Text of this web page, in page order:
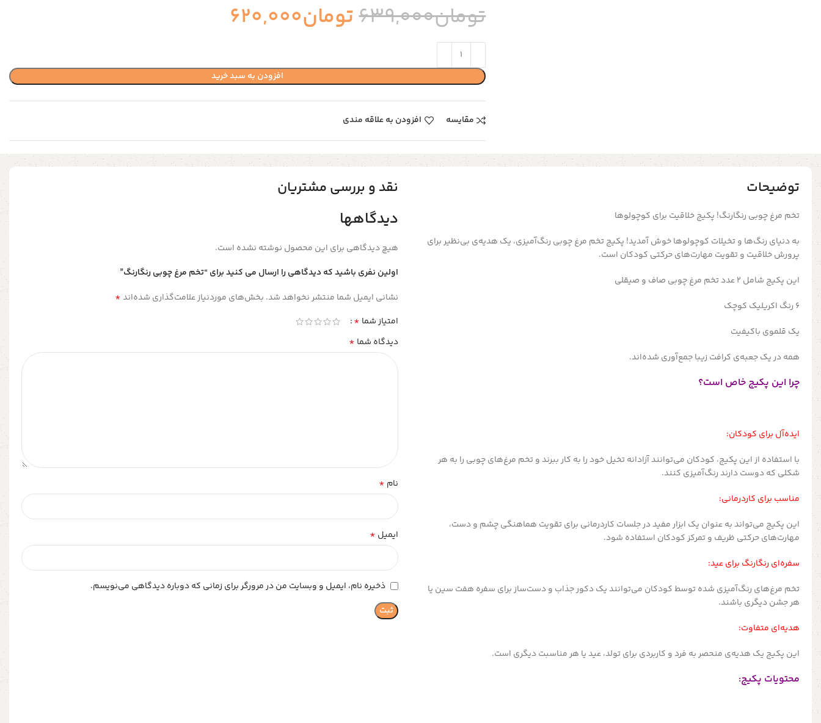
تومان639,000تومان620,000
افزودن به سبد خرید
مقایسه افزودن به علاقه مندی
توضیحات
تخم مرغ‌ چوبی رنگارنگ! پکیج خلاقیت برای کوچولوها
به دنیای رنگ‌ها و تخیلات کوچولوها خوش آمدید! پکیج تخم مرغ چوبی رنگ‌آمیزی، یک هدیه‌ی بی‌نظیر برای
پرورش خلاقیت و تقویت مهارت‌های حرکتی کودکان است.
این پکیج شامل 2 عدد تخم مرغ چوبی صاف و صیقلی
6 رنگ اکریلیک کوچک
یک قلموی باکیفیت
همه در یک جعبه‌ی کرافت زیبا جمع‌آوری شده‌اند.
چرا این پکیج خاص است؟
ایده‌آل برای کودکان:
با استفاده از این پکیج، کودکان می‌توانند آزادانه تخیل خود را به کار ببرند و تخم مرغ‌های چوبی را به هر
شکلی که دوست دارند رنگ‌آمیزی کنند.
مناسب برای کاردرمانی:
این پکیج می‌تواند به عنوان یک ابزار مفید در جلسات کاردرمانی برای تقویت هماهنگی چشم و دست،
مهارت‌های حرکتی ظریف و تمرکز کودکان استفاده شود.
سفره‌ای رنگارنگ برای عید:
تخم مرغ‌های رنگ‌آمیزی شده توسط کودکان می‌توانند یک دکور جذاب و دست‌ساز برای سفره هفت سین یا
هر جشن دیگری باشند.
هدیه‌ای متفاوت:
این پکیج یک هدیه‌ی منحصر به فرد و کاربردی برای تولد، عید یا هر مناسبت دیگری است.
محتویات پکیج:
نقد و بررسی مشتریان
دیدگاهها
هیچ دیدگاهی برای این محصول نوشته نشده است.
اولین نفری باشید که دیدگاهی را ارسال می کنید برای “تخم مرغ‌ چوبی رنگارنگ”
نشانی ایمیل شما منتشر نخواهد شد. بخش‌های موردنیاز علامت‌گذاری شده‌اند*
امتیاز شما *
دیدگاه شما *
نام *
ایمیل *
ذخیره نام، ایمیل و وبسایت من در مرورگر برای زمانی که دوباره دیدگاهی می‌نویسم.